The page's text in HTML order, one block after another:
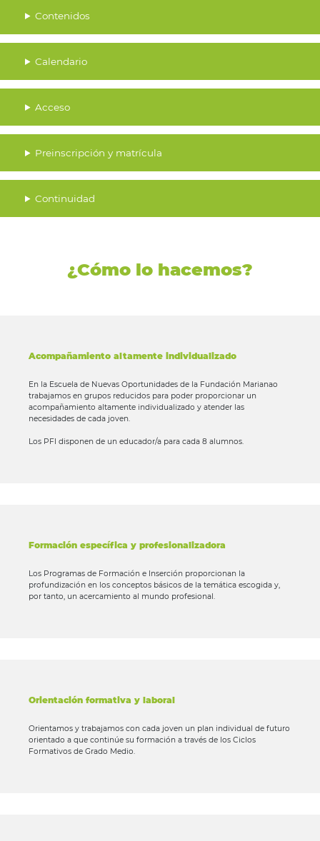
Contenidos
Calendario
Acceso
Preinscripción y matrícula
Continuidad
¿Cómo lo hacemos?
Acompañamiento altamente individualizado
En la Escuela de Nuevas Oportunidades de la Fundación Marianao
trabajamos en grupos reducidos para poder proporcionar un
acompañamiento altamente individualizado y atender las
necesidades de cada joven.
Los PFI disponen de un educador/a para cada 8 alumnos.
Formación específica y profesionalizadora
Los Programas de Formación e Inserción proporcionan la
profundización en los conceptos básicos de la temática escogida y,
por tanto, un acercamiento al mundo profesional.
Orientación formativa y laboral
Orientamos y trabajamos con cada joven un plan individual de futuro
orientado a que continúe su formación a través de los Ciclos
Formativos de Grado Medio.